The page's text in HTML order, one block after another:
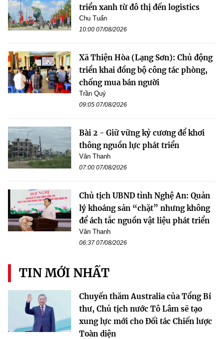
triển xanh từ đô thị đến logistics
Chu Tuấn
10:00 07/08/2026
Xã Thiện Hòa (Lạng Sơn): Chủ động
triển khai đồng bộ công tác phòng,
chống mua bán người
Trần Quý
09:05 07/08/2026
Bài 2 - Giữ vững kỷ cương để khơi
thông nguồn lực phát triển
Văn Thanh
07:00 07/08/2026
Chủ tịch UBND tỉnh Nghệ An: Quản
lý khoáng sản “chặt” nhưng không
để ách tắc nguồn vật liệu phát triển
Văn Thanh
06:37 07/08/2026
TIN MỚI NHẤT
Chuyến thăm Australia của Tổng Bí
thư, Chủ tịch nước Tô Lâm sẽ tạo
xung lực mới cho Đối tác Chiến lược
Toàn diện